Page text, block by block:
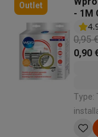
Info & actions
SoldesToutes les
ActionsDeals du
Voici pourquoi
Installation à domicile
Gros électro &
Beauté
Outlet
- 1M
0,95
0,90
Type: Tuyau